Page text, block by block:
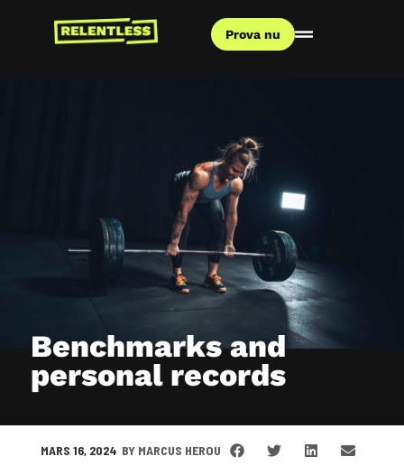
Prova nu
Benchmarks and
personal records
MARS 16, 2024 BYMARCUS HEROU